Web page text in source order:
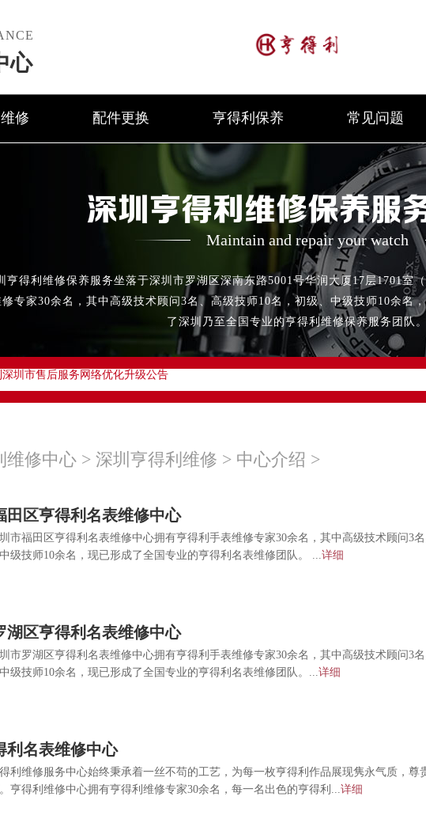
心
修 配件更换 亨得利保养 常见问题
深圳亨得利维修保养服
Maintain and repair your watch
亨得利维修保养服务坐落于深圳市罗湖区深南东路5001号华润大厦17层1701室
修专家30余名，其中高级技术顾问3名、高级技师10名，初级、中级技师10余名
了深圳乃至全国专业的亨得利维修保养服务团队。
深圳市售后服务网络优化升级公告
得利官方售后客户服务热线：400-878-6612
售后服务中心最新网点地址：
维修中心 > 深圳亨得利维修 > 中心介绍 >
田区亨得利名表维修中心
福田区亨得利名表维修中心拥有亨得利手表维修专家30余名，其中高级技术顾问3名
级技师10余名，现已形成了全国专业的亨得利名表维修团队。 ...详细
湖区亨得利名表维修中心
罗湖区亨得利名表维修中心拥有亨得利手表维修专家30余名，其中高级技术顾问3名
级技师10余名，现已形成了全国专业的亨得利名表维修团队。...详细
利名表维修中心
利维修服务中心始终秉承着一丝不苟的工艺，为每一枚亨得利作品展现隽永气质，尊
亨得利维修中心拥有亨得利维修专家30余名，每一名出色的亨得利...详细